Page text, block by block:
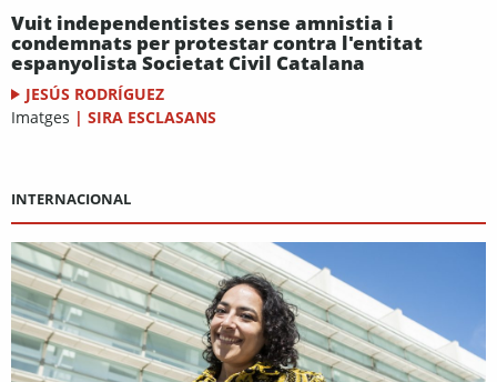
Vuit independentistes sense amnistia i
condemnats per protestar contra l'entitat
espanyolista Societat Civil Catalana
JESÚS RODRÍGUEZ
Imatges | SIRA ESCLASANS
INTERNACIONAL